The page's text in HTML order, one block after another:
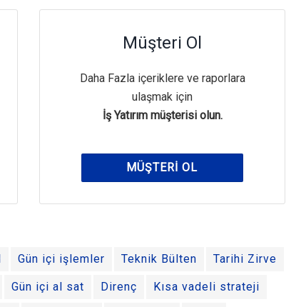
Müşteri Ol
Daha Fazla içeriklere ve raporlara
ulaşmak için
İş Yatırım müşterisi olun.
MÜŞTERI OL
Gün içi işlemler Teknik Bülten Tarihi Zirve
Gün içi al sat Direnç Kısa vadeli strateji